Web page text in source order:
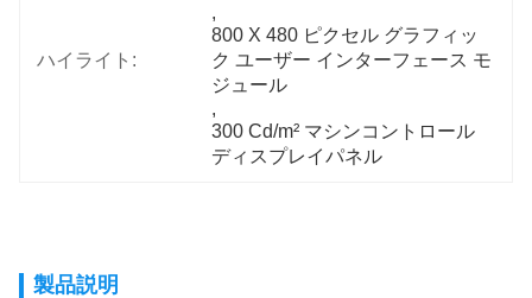
ハイライト:
,
800 X 480 ピクセル グラフィッ
ク ユーザー インターフェース モ
ジュール
,
300 Cd/m² マシンコントロール
ディスプレイパネル
製品説明